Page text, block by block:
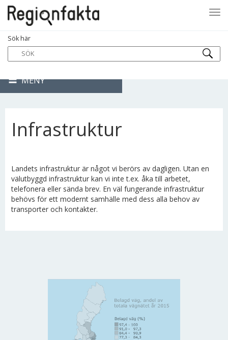
Sök här
MENY
Infrastruktur
Landets infrastruktur är något vi berörs av dagligen. Utan en
välutbyggd infrastruktur kan vi inte t.ex. åka till arbetet,
telefonera eller sända brev. En väl fungerande infrastruktur
behövs för ett modernt samhälle med dess alla behov av
transporter och kontakter.